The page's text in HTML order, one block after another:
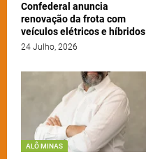
Confederal anuncia
renovação da frota com
veículos elétricos e híbridos
24 Julho, 2026
ALÔ MINAS